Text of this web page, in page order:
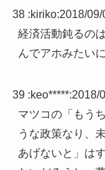
38 :kiriko:2018/
経済活動鈍るの
んでアホみたい
39 :keo*****:2018/
マツコの「もう
うな政策なり、
あげないと」は